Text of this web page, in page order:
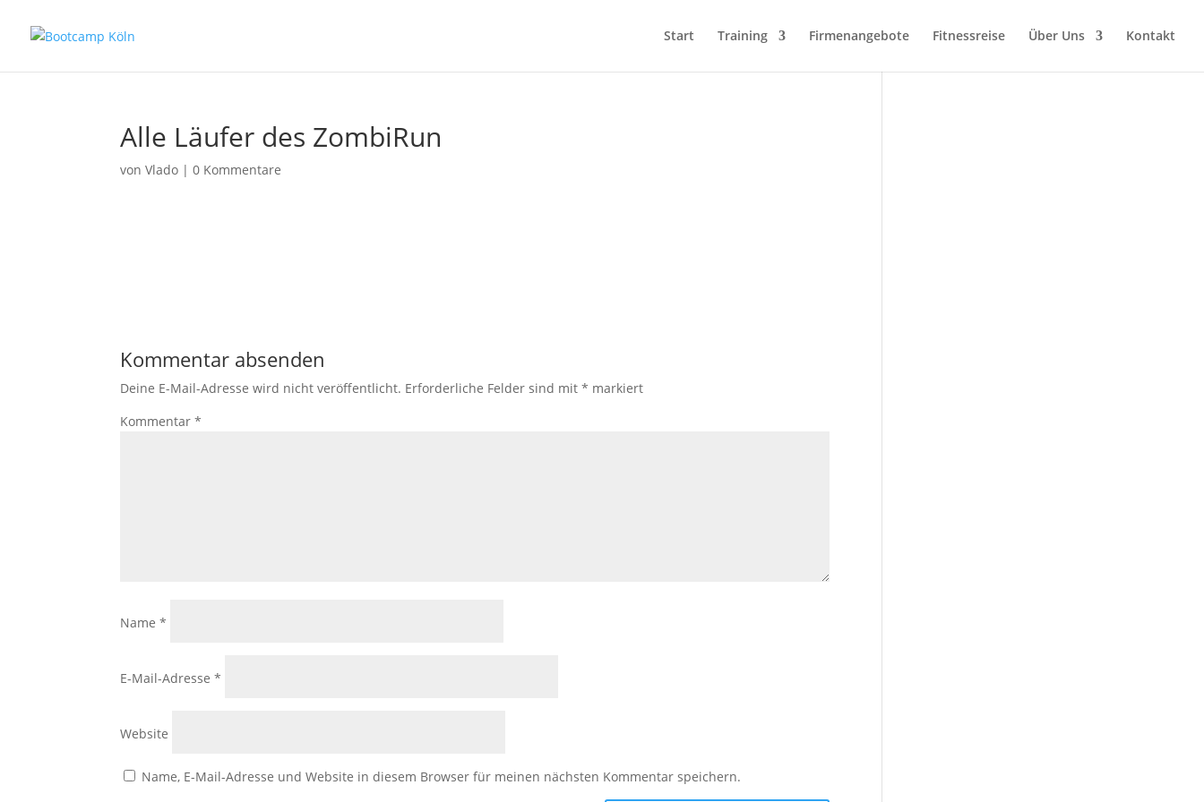
Start Training Firmenangebote Fitnessreise Über Uns Kontakt
Alle Läufer des ZombiRun
vonVlado |0 Kommentare
Kommentar absenden
Deine E-Mail-Adresse wird nicht veröffentlicht. Erforderliche Felder sind mit* markiert
Kommentar*
Name*
E-Mail-Adresse*
Website
Name, E-Mail-Adresse und Website in diesem Browser für meinen nächsten Kommentar speichern.